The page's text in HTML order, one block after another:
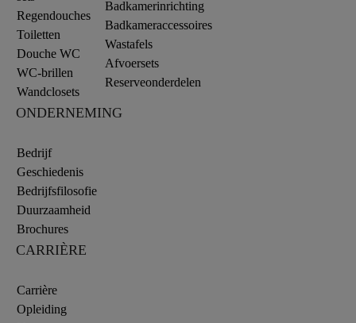
Regendouches
Toiletten
Douche WC
WC-brillen
Wandclosets
Badkamerinrichting
Badkameraccessoires
Wastafels
Afvoersets
Reserveonderdelen
ONDERNEMING
Bedrijf
Geschiedenis
Bedrijfsfilosofie
Duurzaamheid
Brochures
CARRIÈRE
Carrière
Opleiding